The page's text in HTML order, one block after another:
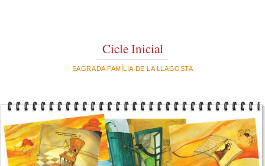
Cicle Inicial
SAGRADA FAMÍLIA DE LA LLAGOSTA